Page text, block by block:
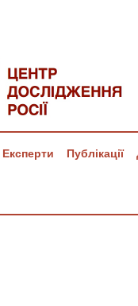
Експерти Публікації